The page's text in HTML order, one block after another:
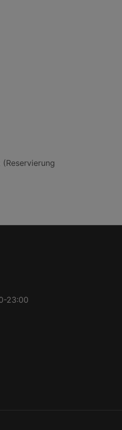
23:00